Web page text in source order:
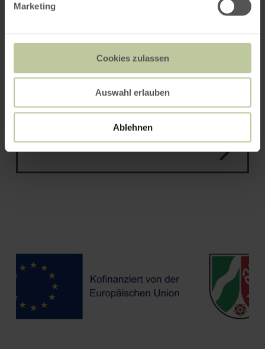
Marketing
Cookies zulassen
Auswahl erlauben
Ablehnen
Rureifel Tourismus GmbH